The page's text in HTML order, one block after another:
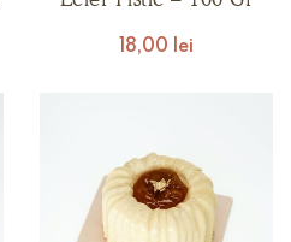
18,00 lei